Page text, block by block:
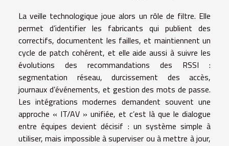
La veille technologique joue alors un rôle de filtre. Elle
permet d’identifier les fabricants qui publient des
correctifs, documentent les failles, et maintiennent un
cycle de patch cohérent, et elle aide aussi à suivre les
évolutions des recommandations des RSSI :
segmentation réseau, durcissement des accès,
journaux d’événements, et gestion des mots de passe.
Les intégrations modernes demandent souvent une
approche « IT/AV » unifiée, et c’est là que le dialogue
entre équipes devient décisif : un système simple à
utiliser, mais impossible à superviser ou à mettre à jour,